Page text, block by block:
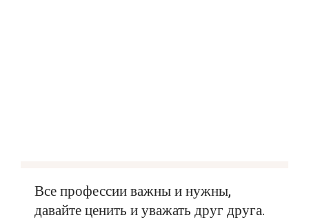
Все профессии важны и нужны,
давайте ценить и уважать друг друга.